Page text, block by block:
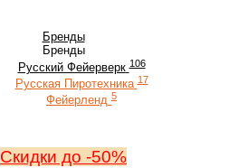
Бренды
Бренды
Русский Фейерверк 106
Русская Пиротехника 17
Фейерленд 5
Скидки до -50%